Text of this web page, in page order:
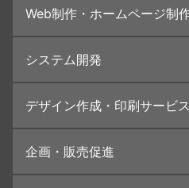
Web制作・ホームページ制
ランディングページ制作
Web分析・改善・コンサルティング
インターネット広告代行
UI・UXデザイン設計
システム開発
デザイン作成・印刷サービス
カタログデザインの制作・印刷
冊子/パンフレットのデザイン制作・
企画・販売促進